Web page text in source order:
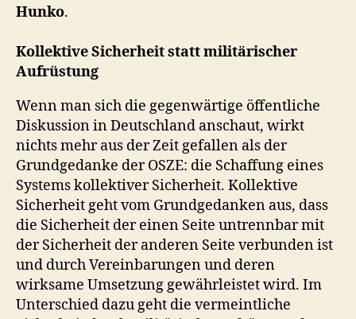
Hunko.
Kollektive Sicherheit statt militärischer
Aufrüstung
Wenn man sich die gegenwärtige öffentliche
Diskussion in Deutschland anschaut, wirkt
nichts mehr aus der Zeit gefallen als der
Grundgedanke der OSZE: die Schaffung eines
Systems kollektiver Sicherheit. Kollektive
Sicherheit geht vom Grundgedanken aus, dass
die Sicherheit der einen Seite untrennbar mit
der Sicherheit der anderen Seite verbunden ist
und durch Vereinbarungen und deren
wirksame Umsetzung gewährleistet wird. Im
Unterschied dazu geht die vermeintliche